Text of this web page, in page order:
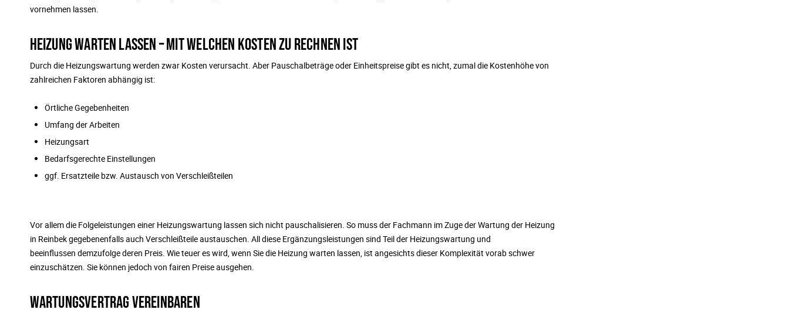
vornehmen lassen.
HEIZUNG WARTEN LASSEN – MIT WELCHEN KOSTEN ZU RECHNEN IST
Durch die Heizungswartung werden zwar Kosten verursacht. Aber Pauschalbeträge oder Einheitspreise gibt es nicht, zumal die Kostenhöhe von
zahlreichen Faktoren abhängig ist:
Örtliche Gegebenheiten
Umfang der Arbeiten
Heizungsart
Bedarfsgerechte Einstellungen
ggf. Ersatzteile bzw. Austausch von Verschleißteilen
Vor allem die Folgeleistungen einer Heizungswartung lassen sich nicht pauschalisieren. So muss der Fachmann im Zuge der Wartung der Heizung
in Reinbek gegebenenfalls auch Verschleißteile austauschen. All diese Ergänzungsleistungen sind Teil der Heizungswartung und
beeinflussen demzufolge deren Preis. Wie teuer es wird, wenn Sie die Heizung warten lassen, ist angesichts dieser Komplexität vorab schwer
einzuschätzen. Sie können jedoch von fairen Preise ausgehen.
WARTUNGSVERTRAG VEREINBAREN